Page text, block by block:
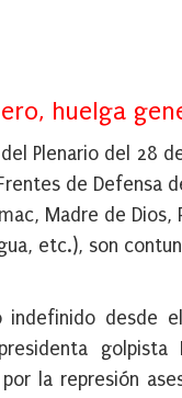
huelga
Plenario del 28
de Defensa
Madre de Dios,
etc.), son
indefinido desde
golpista
la represión